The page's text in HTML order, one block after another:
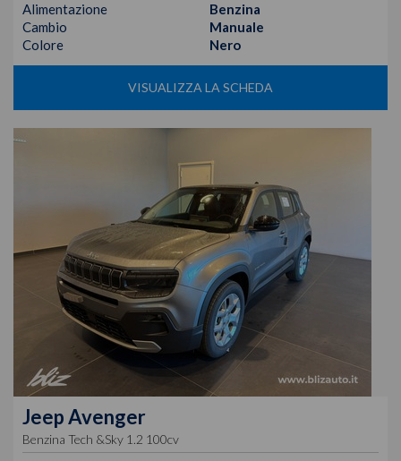
Alimentazione
Benzina
Cambio
Manuale
Colore
Nero
VISUALIZZA LA SCHEDA
JeepAvenger
Benzina Tech &Sky 1.2 100cv